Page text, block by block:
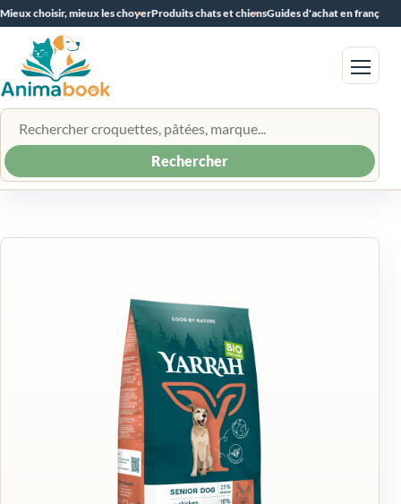
Mieux choisir, mieux les choyerProduits chats et chiensGuides d'achat en français
Rechercher un produit
Rechercher
Menu